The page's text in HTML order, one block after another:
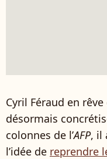
Cyril Féraud en
désormais
colonnes de l’AFP, il
l’idée de reprendre